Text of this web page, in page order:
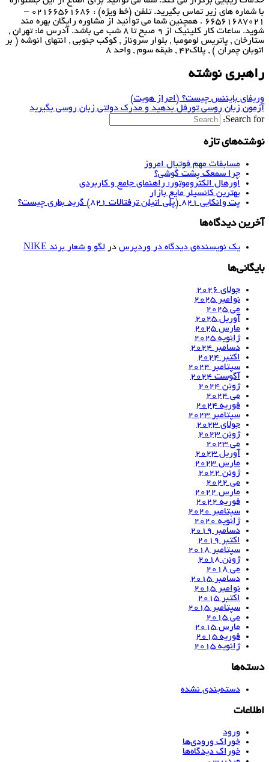
با شماره های زیر تماس بگیرید. تلفن (خط ویژه) : 02166561686 –
66561687021 . همچنین شما می توانید از مشاوره رایگان بهره مند
شوید. ساعات کار کلینیک از 9 صبح تا 8 شب می باشد. آدرس ما: تهران ,
ستارخان , پاتريس لومومبا , بلوار سروناز , كوكب جنوبى , انتهاى انوشه ( بر
اتوبان چمران ) , پلاك٤٢ , طبقه سوم , واحد ٨
راهبری نوشته
وریفای بایننس چیست؟ (احراز هویت)
آزمون زبان روسی تورفل بدهید و مدرک دولتی زبان روسی بگیرید
Search for:
نوشته‌های تازه
مسابقات مهم فوتبال امروز
چرا سمعک پشت گوشی؟
اورهال الکتروموتور: راهنمای جامع و کاربردی
بهترین کانسیلر مایع بازار
پت وانکایی ۸۲۱ (پلی اتیلن ترفتالات ۸۲۱) گرید بطری چیست؟
آخرین دیدگاه‌ها
یک نویسنده‌ی دیدگاه در وردپرس در لگو و شعار برند NIKE
بایگانی‌ها
جولای 2026
نوامبر 2025
می 2025
آوریل 2025
مارس 2025
ژانویه 2025
دسامبر 2024
اکتبر 2024
سپتامبر 2024
آگوست 2024
ژوئن 2024
می 2024
فوریه 2024
سپتامبر 2023
جولای 2023
ژوئن 2023
می 2023
آوریل 2023
مارس 2023
ژوئن 2022
می 2022
مارس 2022
فوریه 2022
سپتامبر 2020
ژانویه 2020
دسامبر 2019
اکتبر 2019
سپتامبر 2018
ژوئن 2018
می 2018
دسامبر 2015
نوامبر 2015
اکتبر 2015
سپتامبر 2015
می 2015
مارس 2015
فوریه 2015
ژانویه 2015
دسته‌ها
دسته‌بندی نشده
اطلاعات
ورود
خوراک ورودی‌ها
خوراک دیدگاه‌ها